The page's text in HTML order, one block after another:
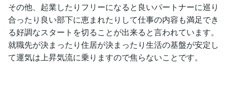
その他、起業したりフリーになると良いパートナーに巡り
合ったり良い部下に恵まれたりして仕事の内容も満足でき
る好調なスタートを切ることが出来ると言われています。
就職先が決まったり住居が決まったり生活の基盤が安定し
て運気は上昇気流に乗りますので焦らないことです。